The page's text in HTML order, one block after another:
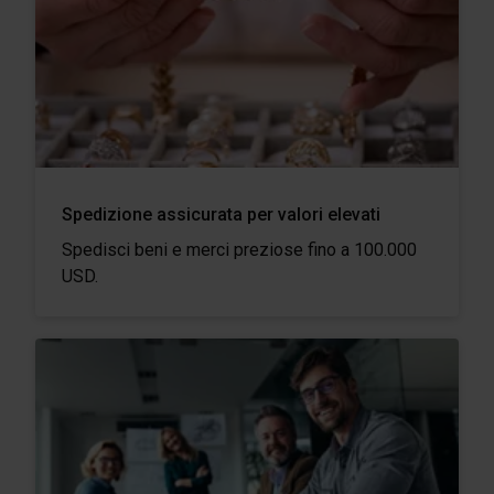
Spedizione assicurata per valori elevati
Spedisci beni e merci preziose fino a 100.000
USD.